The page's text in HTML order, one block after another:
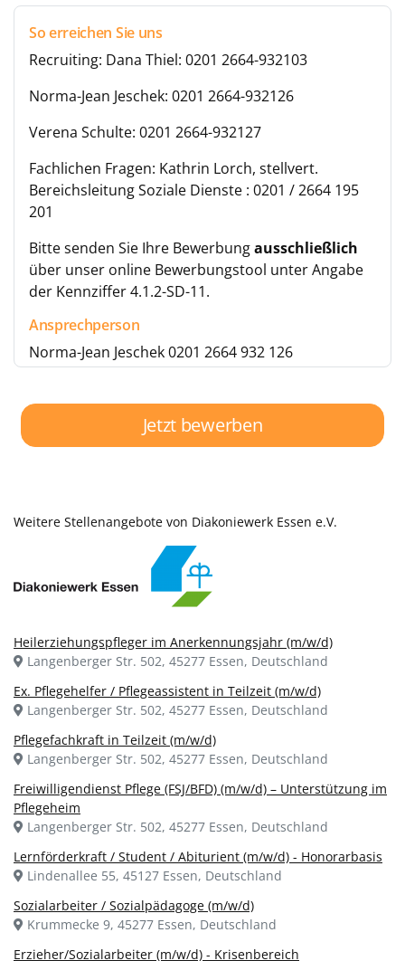
So erreichen Sie uns
Recruiting: Dana Thiel: 0201 2664-932103
Norma-Jean Jeschek: 0201 2664-932126
Verena Schulte: 0201 2664-932127
Fachlichen Fragen: Kathrin Lorch, stellvert.
Bereichsleitung Soziale Dienste : 0201 / 2664 195
201
Bitte senden Sie Ihre Bewerbungausschließlich
über unser online Bewerbungstool unter Angabe
der Kennziffer 4.1.2-SD-11.
Ansprechperson
Norma-Jean Jeschek 0201 2664 932 126
Jetzt bewerben
Weitere Stellenangebote von Diakoniewerk Essen e.V.
Heilerziehungspfleger im Anerkennungsjahr (m/w/d)
Langenberger Str. 502, 45277 Essen, Deutschland
Ex. Pflegehelfer / Pflegeassistent in Teilzeit (m/w/d)
Langenberger Str. 502, 45277 Essen, Deutschland
Pflegefachkraft in Teilzeit (m/w/d)
Langenberger Str. 502, 45277 Essen, Deutschland
Freiwilligendienst Pflege (FSJ/BFD) (m/w/d) – Unterstützung im
Pflegeheim
Langenberger Str. 502, 45277 Essen, Deutschland
Lernförderkraft / Student / Abiturient (m/w/d) - Honorarbasis
Lindenallee 55, 45127 Essen, Deutschland
Sozialarbeiter / Sozialpädagoge (m/w/d)
Krummecke 9, 45277 Essen, Deutschland
Erzieher/Sozialarbeiter (m/w/d) - Krisenbereich